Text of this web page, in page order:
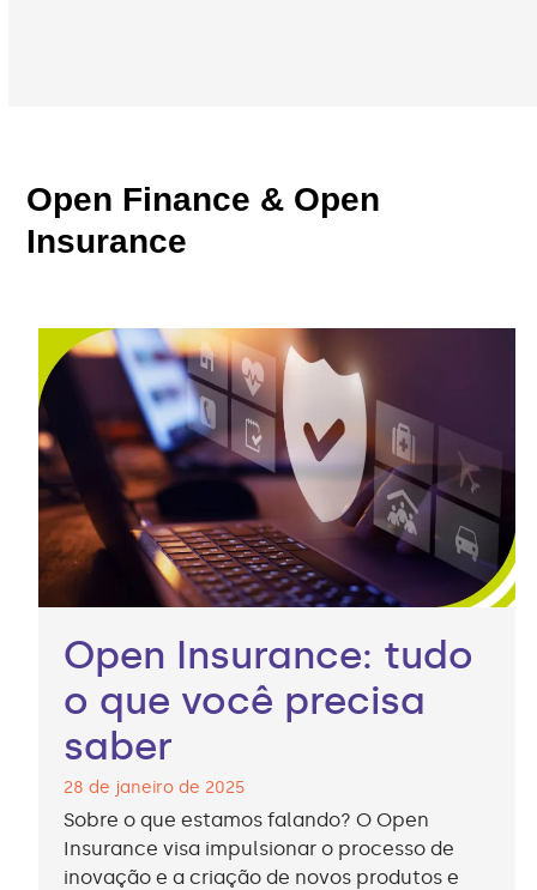
Open Finance & Open
Insurance
Open Insurance: tudo
o que você precisa
saber
28 de janeiro de 2025
Sobre o que estamos falando? O Open
Insurance visa impulsionar o processo de
inovação e a criação de novos produtos e